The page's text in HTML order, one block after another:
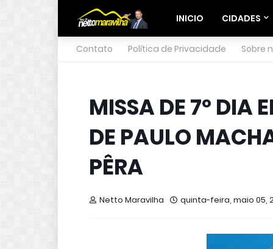
INICIO CIDADES
Contato Política de Privacidade Sobre
MISSA DE 7º DIA
DE PAULO
PÊRA
Netto Maravilha quinta-feira, maio 05,